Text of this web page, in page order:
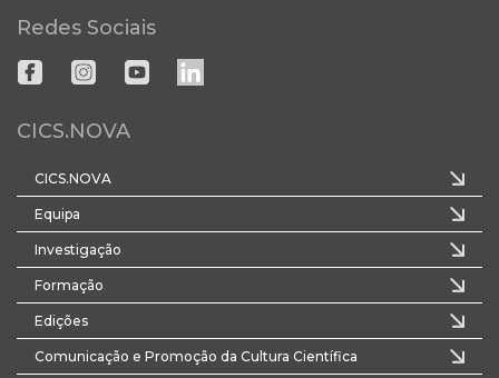
Redes Sociais
CICS.NOVA
CICS.NOVA
Equipa
Investigação
Formação
Edições
Comunicação e Promoção da Cultura Científica